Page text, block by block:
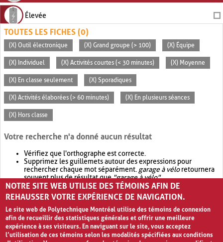
Élevée
TOUTES LES FICHES (0)
(X) Outil électronique (X) Grand groupe (> 100) (X) Équipe
(X) Individuel (X) Activités courtes (< 30 minutes) (X) Moyenne
(X) En classe seulement (X) Sporadiques
(X) Activités élaborées (> 60 minutes) (X) En plusieurs séances
(X) Hors classe
Votre recherche n'a donné aucun résultat
Vérifiez que l'orthographe est correcte.
Supprimez les guillemets autour des expressions pour
rechercher chaque mot séparément. garage à véloretournera
souvent plus de résultat que"garage à vélo".
Envisagez d'élargir votre recherche avec OR.garage OR vélo
retournera souvent plus de résultat quegarage à vélo
NOTRE SITE WEB UTILISE DES TÉMOINS AFIN DE
REHAUSSER VOTRE EXPÉRIENCE DE NAVIGATION.
Le site web de Polytechnique Montréal utilise des témoins de connexion
afin de recueillir des statistiques générales et offrir une meilleure
expérience à ses visiteurs. En naviguant sur le site, vous acceptez
l’utilisation de ces témoins selon les modalités spécifiées aux conditions